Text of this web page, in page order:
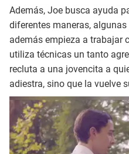
Además, Joe busca ayuda
diferentes maneras,
además empieza a trabajar
utiliza técnicas un tanto
recluta a una jovencita a
adiestra, sino que la vuelve